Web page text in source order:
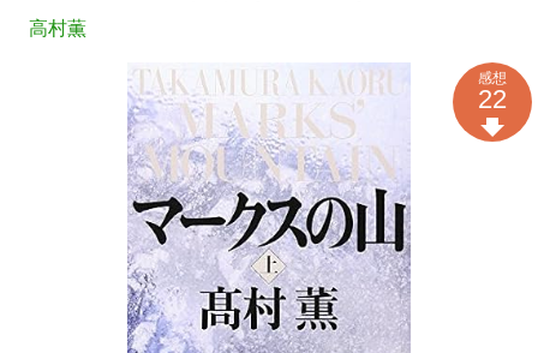
高村薫
感想
22